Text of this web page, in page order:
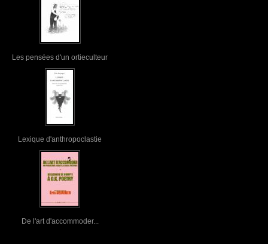
Les pensées d'un ortieculteur
Lexique d'anthropoclastie
De l'art d'accommoder...